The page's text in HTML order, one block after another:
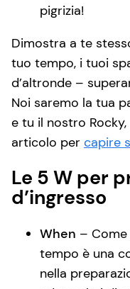
pigrizia!
Dimostra a te
tuo tempo, i tuoi
d’altronde –
Noi saremo la tua
e tu il nostro
articolo per capire
Le 5 W per
d’ingresso
When –
tempo è una
nella